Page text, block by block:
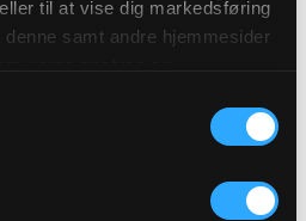
til at vise dig markedsføring
samt andre hjemmesider
eller ved at klikke videre til
du finder i bunden af vores